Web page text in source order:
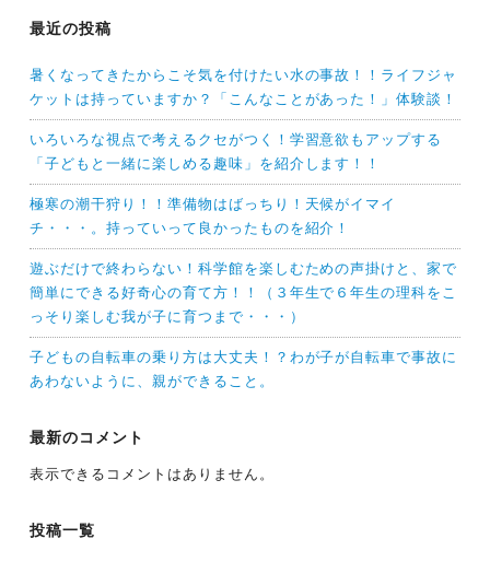
最近の投稿
暑くなってきたからこそ気を付けたい水の事故！！ライフジャ
ケットは持っていますか？「こんなことがあった！」体験談！
いろいろな視点で考えるクセがつく！学習意欲もアップする
「子どもと一緒に楽しめる趣味」を紹介します！！
極寒の潮干狩り！！準備物はばっちり！天候がイマイ
チ・・・。持っていって良かったものを紹介！
遊ぶだけで終わらない！科学館を楽しむための声掛けと、家で
簡単にできる好奇心の育て方！！（３年生で６年生の理科をこ
っそり楽しむ我が子に育つまで・・・）
子どもの自転車の乗り方は大丈夫！？わが子が自転車で事故に
あわないように、親ができること。
最新のコメント
表示できるコメントはありません。
投稿一覧